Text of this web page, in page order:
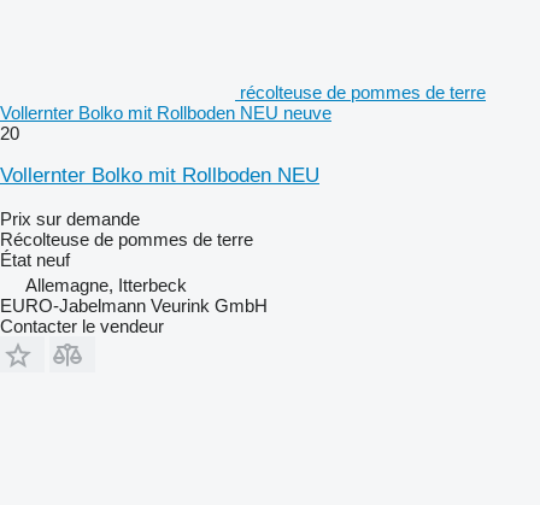
récolteuse de pommes de terre
Vollernter Bolko mit Rollboden NEU neuve
20
Vollernter Bolko mit Rollboden NEU
Prix sur demande
Récolteuse de pommes de terre
État neuf
Allemagne, Itterbeck
EURO-Jabelmann Veurink GmbH
Contacter le vendeur